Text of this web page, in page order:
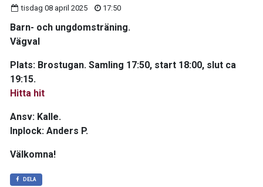
tisdag 08 april 2025 17:50
Barn- och ungdomsträning.
Vägval
Plats: Brostugan. Samling 17:50, start 18:00, slut ca
19:15.
Hitta hit
Ansv: Kalle.
Inplock: Anders P.
Välkomna!
DELA